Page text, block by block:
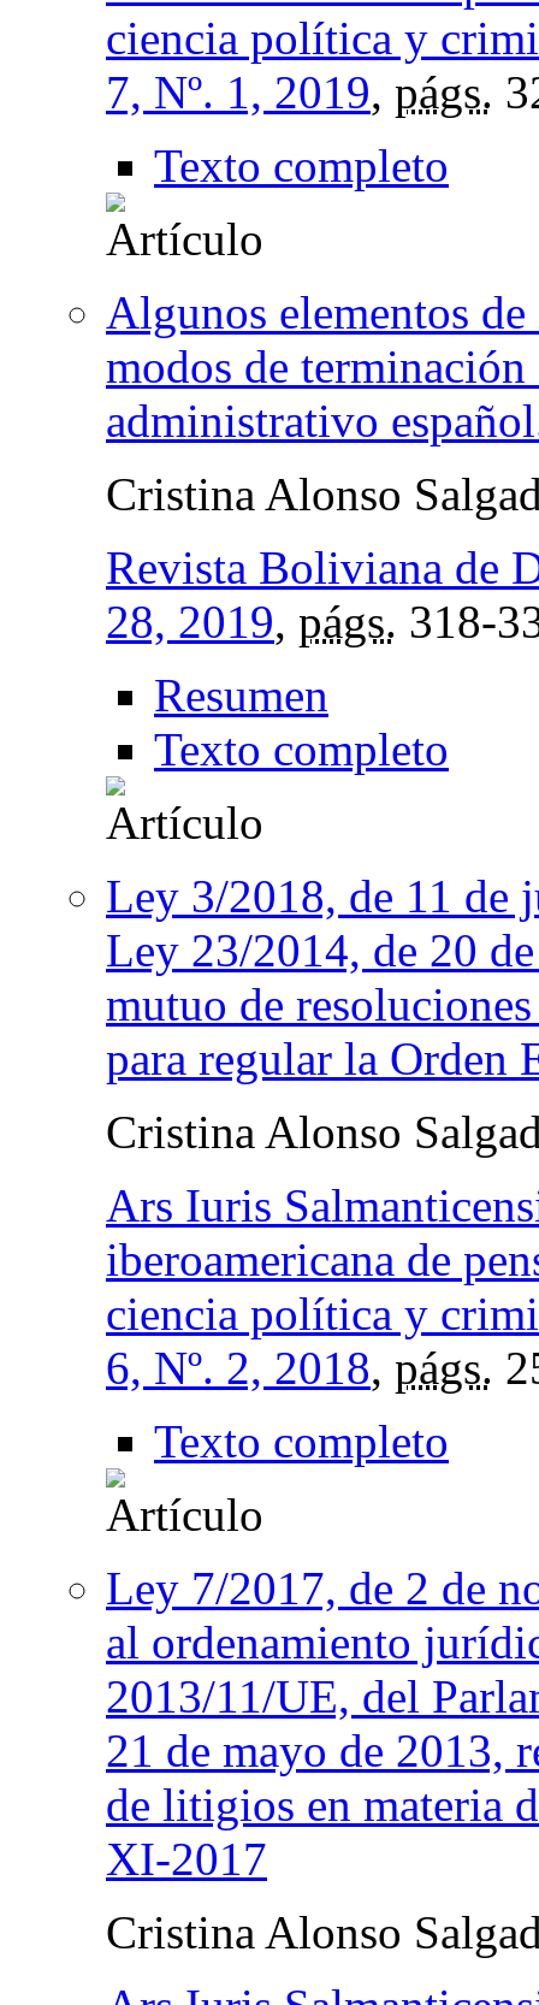
ciencia política y
7, Nº. 1, 2019, págs.
Texto completo
Algunos elementos
modos de
administrativo
Cristina Alonso
Revista Boliviana de
28, 2019, págs. 318-
Resumen
Texto completo
Ley 3/2018, de 11 de
Ley 23/2014, de 20
mutuo de
para regular la Orden
Cristina Alonso
Ars Iuris
iberoamericana de
ciencia política y
6, Nº. 2, 2018, págs.
Texto completo
Ley 7/2017, de 2 de
al ordenamiento
2013/11/UE, del
21 de mayo de 2013,
de litigios en materia
XI-2017
Cristina Alonso